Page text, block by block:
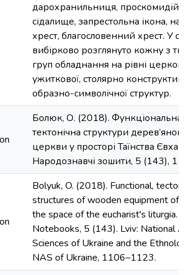
дарохранильниця,
сідалище, запрестольна ікона,
хрест, благословенний хрест. У
вибірково розглянуто кожну з
груп обладнання на рівні
ужиткової, столярно
образно-символічної структур.
Болюк, О. (2018). Функціональна,
тектонічна структури
церкви у просторі Таїнства
Народознавчі зошити, 5 (143),
Bolyuk, O. (2018). Functional,
structures of wooden equipment of
the space of the eucharist's liturgia.
Notebooks, 5 (143). Lviv: National
Sciences of Ukraine and the
NAS of Ukraine, 1106–1123.